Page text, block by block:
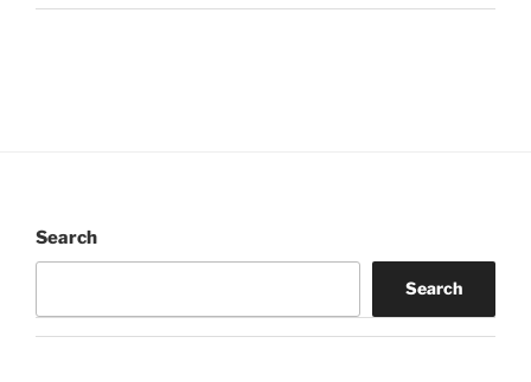
Search
Search